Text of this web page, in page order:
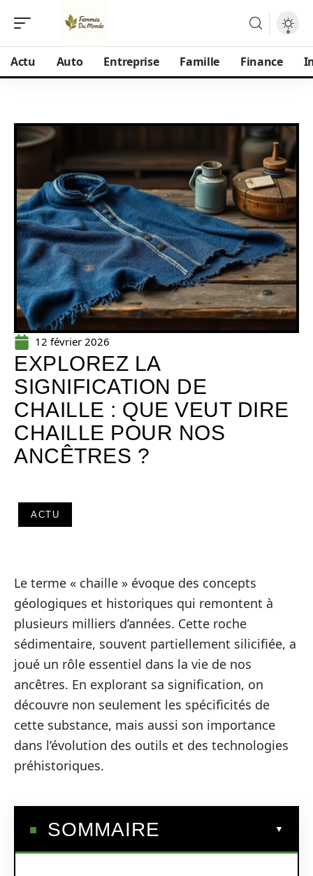
Actu Auto Entreprise Famille Finance
12 février 2026
EXPLOREZ LA
SIGNIFICATION DE
CHAILLE : QUE VEUT DIRE
CHAILLE POUR NOS
ANCÊTRES ?
ACTU
Le terme « chaille » évoque des concepts
géologiques et historiques qui remontent à
plusieurs milliers d’années. Cette roche
sédimentaire, souvent partiellement silicifiée, a
joué un rôle essentiel dans la vie de nos
ancêtres. En explorant sa signification, on
découvre non seulement les spécificités de
cette substance, mais aussi son importance
dans l’évolution des outils et des technologies
préhistoriques.
SOMMAIRE